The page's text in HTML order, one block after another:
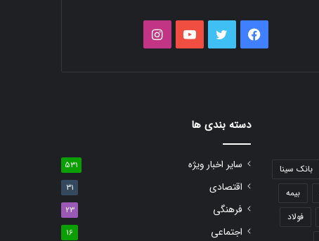
فیس توییتر یوتیوباینستاگرام
بانک سینا
بیمه
فولاد
دسته بندی ها
سایر اخبار ویژه 531
اقتصادی 31
فرهنگی 23
اجتماعی 16